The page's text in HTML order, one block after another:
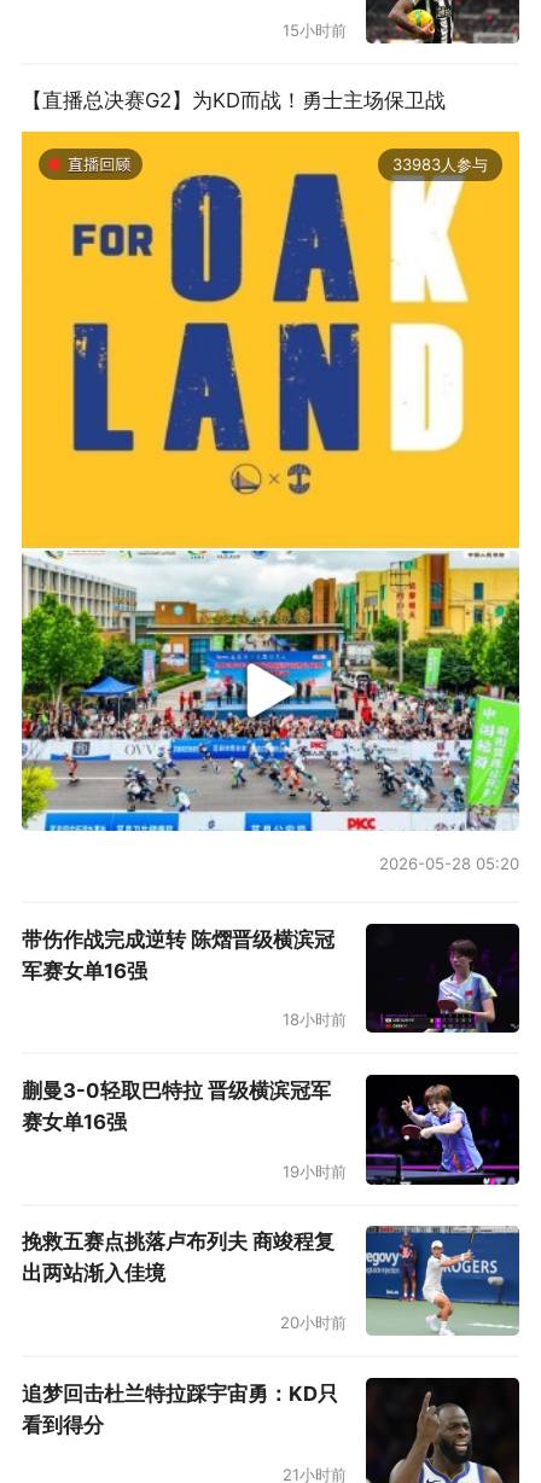
15小时前
【直播总决赛G2】为KD而战！勇士主场保卫战
33983人参与
2019-06-14 01:03
2026-05-28 05:20
带伤作战完成逆转 陈熠晋级横滨冠
军赛女单16强
18小时前
蒯曼3-0轻取巴特拉 晋级横滨冠军
赛女单16强
19小时前
挽救五赛点挑落卢布列夫 商竣程复
出两站渐入佳境
20小时前
追梦回击杜兰特拉踩宇宙勇：KD只
看到得分
21小时前